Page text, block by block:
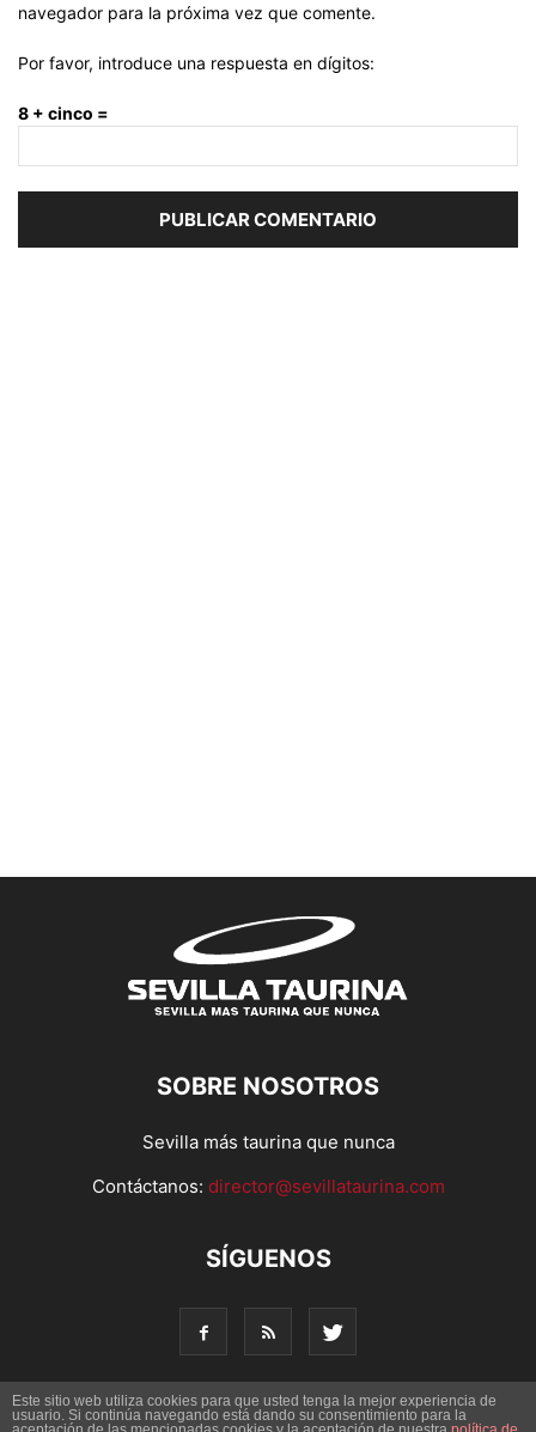
navegador para la próxima vez que comente.
Por favor, introduce una respuesta en dígitos:
8 + cinco =
SOBRE NOSOTROS
Sevilla más taurina que nunca
Contáctanos: director@sevillataurina.com
SÍGUENOS
Este sitio web utiliza cookies para que usted tenga la mejor experiencia de
usuario. Si continúa navegando está dando su consentimiento para la